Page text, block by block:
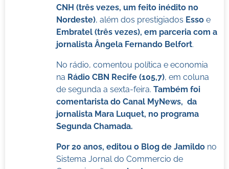
CNH (três vezes, um feito inédito no
Nordeste), além dos prestigiados Essoe
Embratel (três vezes), em parceria com a
jornalista Ângela Fernando Belfort.
No rádio, comentou política e economia
na Rádio CBN Recife (105,7), em coluna
de segunda a sexta-feira. Também foi
comentarista do Canal MyNews, da
jornalista Mara Luquet, no programa
Segunda Chamada.
Por 20 anos, editou o Blog de Jamildo no
Sistema Jornal do Commercio de